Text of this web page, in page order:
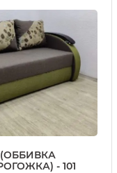
- 101